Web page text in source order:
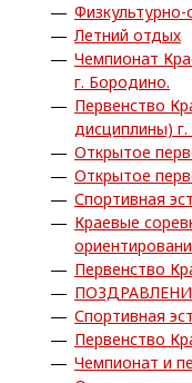
Летний отдых
Чемпионат
г. Бородино.
Первенство
дисциплины)
Открытое
Открытое
Спортивная
Краевые
Первенство
Спортивная
Первенство
Чемпионат и